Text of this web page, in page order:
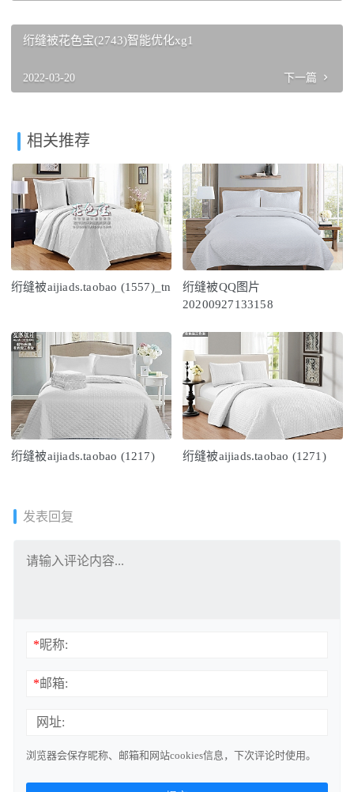
绗缝被花色宝(2743)智能优化xg1
2022-03-20 下一篇
相关推荐
绗缝被aijiads.taobao (1557)_tn
绗缝被QQ图片
20200927133158
绗缝被aijiads.taobao (1217) 绗缝被aijiads.taobao (1271)
发表回复
*昵称:
*邮箱:
网址:
浏览器会保存昵称、邮箱和网站cookies信息，下次评论时使用。